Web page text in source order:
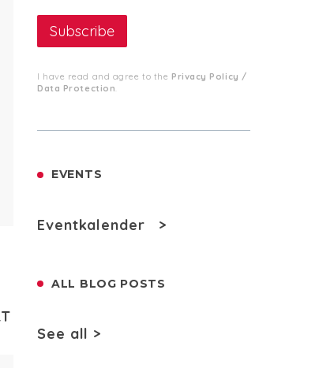
I have read and agree to the Privacy Policy /
Data Protection
EVENTS
Eventkalender >
ALL BLOG POSTS
See all >